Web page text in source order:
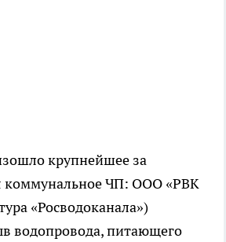
крупнейшее за
коммунальное ЧП: ООО «РВК
«Росводоканала»)
водопровода, питающего